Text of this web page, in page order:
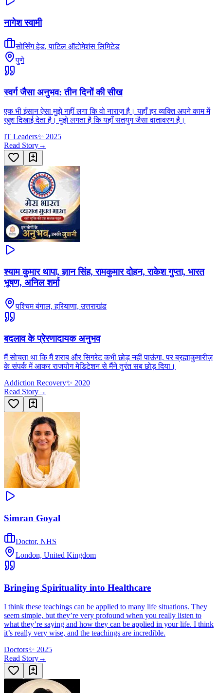
नागेश स्वामी
सोर्सिंग हेड,पाटिल ऑटोमेशंस लिमिटेड
पुणे
स्वर्ग जैसा अनुभव: तीन दिनों की सीख
एक भी इंसान ऐसा मुझे नहीं लगा कि वो नाराज़ है। यहाँ हर व्यक्ति अपने काम में
खुश दिखाई देता है। मुझे लगता है कि यहाँ सतयुग जैसा वातावरण है।
IT Leaders✨ 2025
Read Story→
श्याम कुमार थापा, ज्ञान सिंह, रामकुमार दोहन, राकेश गुप्ता, भारत
भूषण, अनिल शर्मा
पश्चिम बंगाल, हरियाणा, उत्तराखंड
बदलाव के प्रेरणादायक अनुभव
मैं सोचता था कि मैं शराब और सिगरेट कभी छोड़ नहीं पाऊंगा, पर ब्रह्माकुमारीज़
के संपर्क में आकर राजयोग मेडिटेशन से मैंने तुरंत सब छोड़ दिया।
Addiction Recovery✨ 2020
Read Story→
Simran Goyal
Doctor, NHS
London, United Kingdom
Bringing Spirituality into Healthcare
I think these teachings can be applied to many life situations. They
seem simple, but they’re very profound when you really listen to
what they’re saying and how they can be applied in your life. I think
it’s really very wise, and the teachings are incredible.
Doctors✨ 2025
Read Story→